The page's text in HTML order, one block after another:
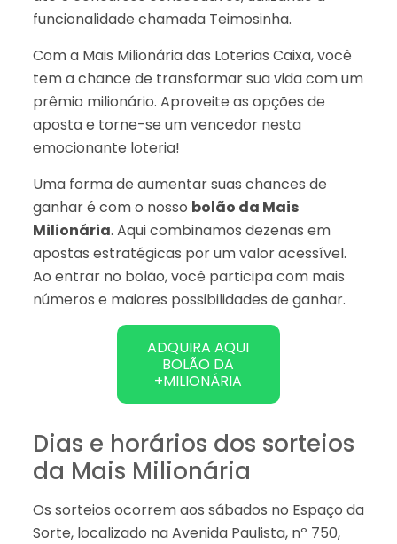
funcionalidade chamada Teimosinha.
Com a Mais Milionária das Loterias Caixa, você
tem a chance de transformar sua vida com um
prêmio milionário. Aproveite as opções de
aposta e torne-se um vencedor nesta
emocionante loteria!
Uma forma de aumentar suas chances de
ganhar é com o nosso bolão da Mais
Milionária. Aqui combinamos dezenas em
apostas estratégicas por um valor acessível.
Ao entrar no bolão, você participa com mais
números e maiores possibilidades de ganhar.
ADQUIRA AQUI
BOLÃO DA
+MILIONÁRIA
Dias e horários dos sorteios
da Mais Milionária
Os sorteios ocorrem aos sábados no Espaço da
Sorte, localizado na Avenida Paulista, nº 750,